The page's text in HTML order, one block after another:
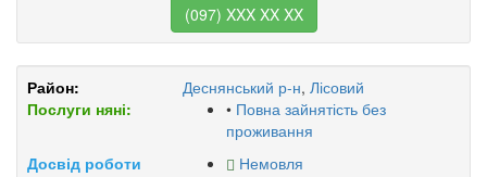
(097) XXX XX XX
Район: Деснянський р-н, Лісовий
Послуги няні:
• Повна зайнятість без
проживання
Досвід роботи
Немовля